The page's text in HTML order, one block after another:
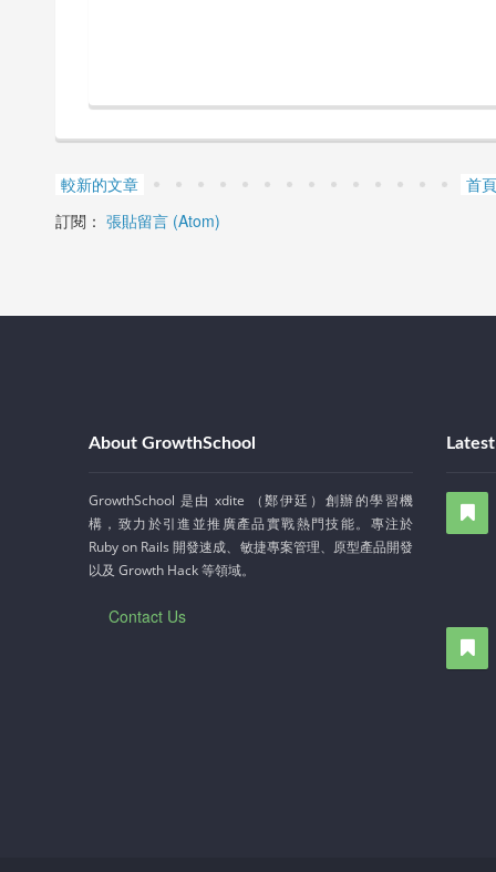
較新的文章
首頁
訂閱： 張貼留言 (Atom)
About GrowthSchool
GrowthSchool 是由 xdite （鄭伊廷）創辦的學習機
構，致力於引進並推廣產品實戰熱門技能。專注於
Ruby on Rails 開發速成、敏捷專案管理、原型產品開發
以及 Growth Hack 等領域。
Contact Us
敏捷專案管理實務班（秋季班）
敏捷基礎概念、 風險控管、 需求加速執行技巧